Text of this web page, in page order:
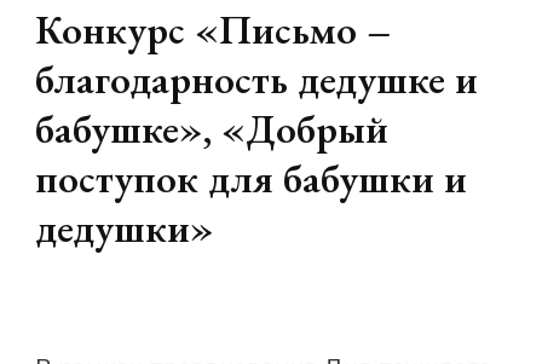
Конкурс «Письмо –
благодарность дедушке и
бабушке», «Добрый
поступок для бабушки и
дедушки»